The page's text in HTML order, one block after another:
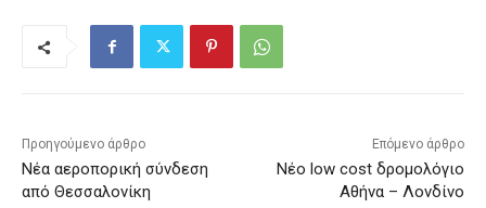
Προηγούμενο άρθρο
Νέα αεροπορική σύνδεση
από Θεσσαλονίκη
Επόμενο άρθρο
Νέο low cost δρομολόγιο
Αθήνα – Λονδίνο